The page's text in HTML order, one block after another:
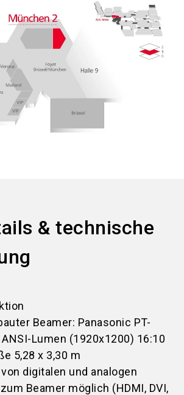
& technische
Beamer: Panasonic PT-
ANSI-Lumen (1920x1200) 16:10
5,28 x 3,30 m
digitalen und analogen
Beamer möglich (HDMI, DVI,